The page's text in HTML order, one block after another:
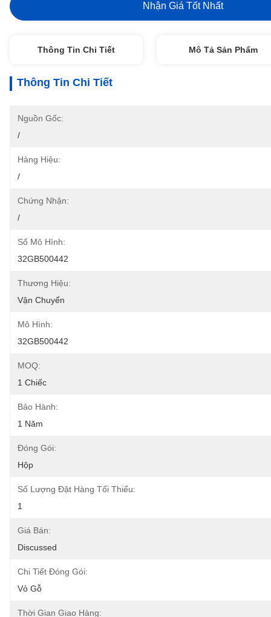
Nhận Giá Tốt Nhất
Thông Tin Chi Tiết Mô Tả Sản Phẩm
Thông Tin Chi Tiết
Nguồn Gốc:
/
Hàng Hiệu:
/
Chứng Nhận:
/
Số Mô Hình:
32GB500442
Thương Hiệu:
Vận Chuyển
Mô Hình:
32GB500442
MOQ:
1 Chiếc
Bảo Hành:
1 Năm
Đóng Gói:
Hộp
Số Lượng Đặt Hàng Tối Thiểu:
1
Giá Bán:
Discussed
Chi Tiết Đóng Gói:
Vỏ Gỗ
Thời Gian Giao Hàng: